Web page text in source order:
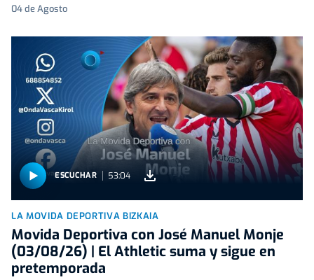
04 de Agosto
ESCUCHAR 53:04
LA MOVIDA DEPORTIVA BIZKAIA
Movida Deportiva con José Manuel Monje
(03/08/26) | El Athletic suma y sigue en
pretemporada